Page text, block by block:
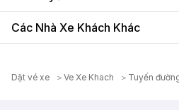
Các Nhà Xe Khách Khác
Dặt vé xe Ve Xe Khach Tuyến